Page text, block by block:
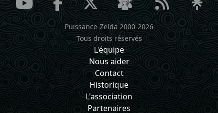
Puissance-Zelda 2000-2026
Tous droits réservés
L'équipe
Nous aider
Contact
Historique
L'association
Partenaires